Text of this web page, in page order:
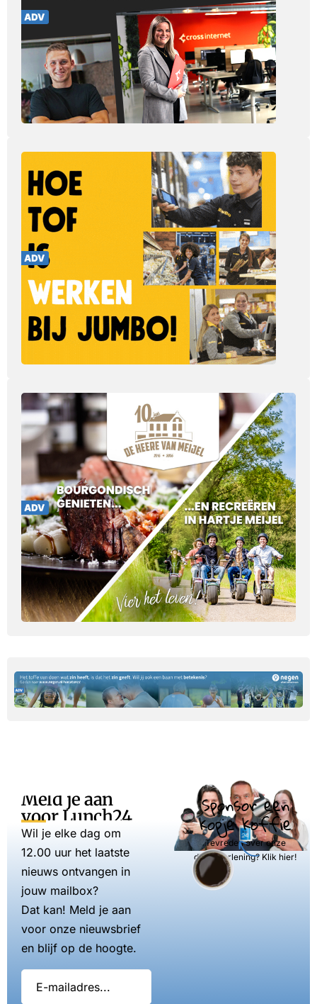
Meld je aan
voor Lunch24
Wil je elke dag om
12.00 uur het laatste
nieuws ontvangen in
jouw mailbox?
Dat kan! Meld je aan
voor onze nieuwsbrief
en blijf op de hoogte.
Sponsor een
kopje koffie
Tevreden over onze
dienstverlening? Klik hier!